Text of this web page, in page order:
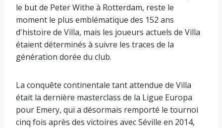
le but de Peter Withe à Rotterdam, reste le
moment le plus emblématique des 152 ans
d'histoire de Villa, mais les joueurs actuels de Villa
étaient déterminés à suivre les traces de la
génération dorée du club.
La conquête continentale tant attendue de Villa
était la dernière masterclass de la Ligue Europa
pour Emery, qui a désormais remporté le tournoi
cinq fois après des victoires avec Séville en 2014,